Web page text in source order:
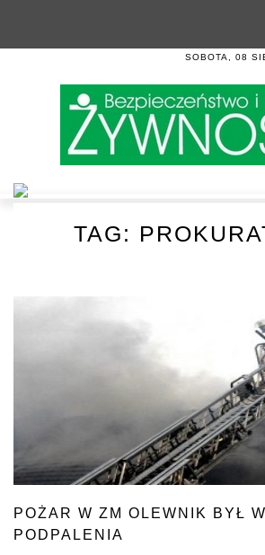
SOBOTA, 08
TAG:
POŻAR W ZM OLEWNIK BYŁ
PODPALENIA